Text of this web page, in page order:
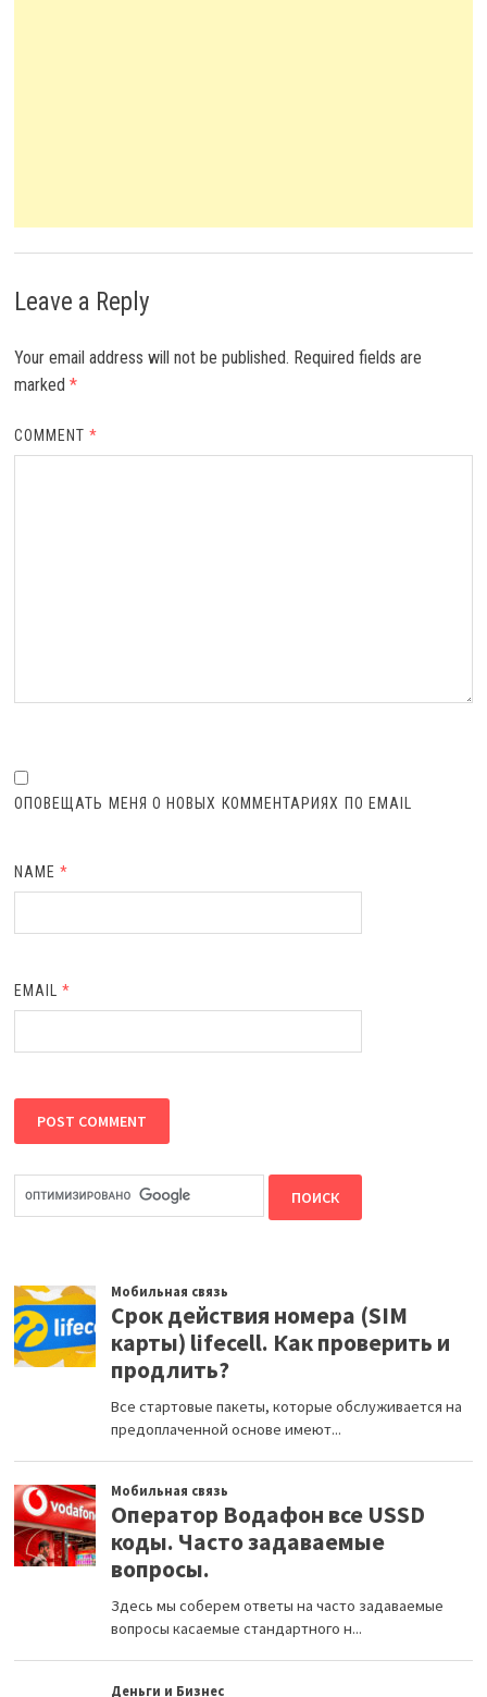
Leave a Reply
Your email address will not be published. Required fields are
marked *
COMMENT*
ОПОВЕЩАТЬ МЕНЯ О НОВЫХ КОММЕНТАРИЯХ ПО EMAIL
NAME*
EMAIL*